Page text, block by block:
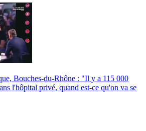
Bouches-du-Rhône : "Il y a 115 000
l'hôpital privé, quand est-ce qu'on va se